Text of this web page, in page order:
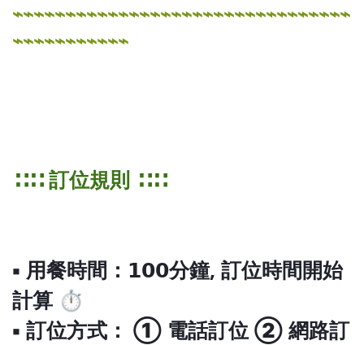
⌁⌁⌁⌁⌁⌁⌁⌁⌁⌁⌁⌁⌁⌁⌁⌁⌁⌁⌁⌁⌁⌁⌁⌁⌁⌁⌁⌁⌁⌁⌁⌁
⌁⌁⌁⌁⌁⌁⌁⌁⌁⌁⌁
∷∷ 訂位規則 ∷∷
▪ 用餐時間：𝟭𝟬𝟬分鐘‚ 訂位時間開始
計算 ⏱
▪ 訂位方式： ① 電話訂位 ② 網路訂